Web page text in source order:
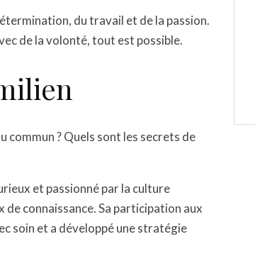
du travail et de la passion.
de la volonté, tout est possible.
commun ? Quels sont les secrets de
et passionné par la culture
connaissance. Sa participation aux
soin et a développé une stratégie